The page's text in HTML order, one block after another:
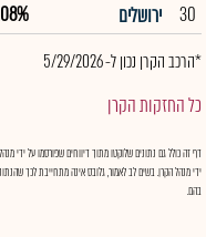
30
ירושלים
*הרכב הקרן נכון ל- 5/29/2026
כל החזקות הקרן
דף זה כולל גם נתונים שלוקטו מתוך דיווחים שפורסמו על ידי
ידי מנהל הקרן. בשים לב לאמור, גלובס אינה מתחייבת לכך
בהם.